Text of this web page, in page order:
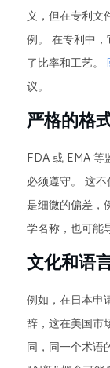
义，但在专利文
例。 在专利中
了比率和工艺。
议。
严格的格
FDA 或 EMA 等
必须遵守。 这
是细微的偏差，
学名称，也可能
文化和语
例如，在日本申
辞，这在美国市
同，同一个术语